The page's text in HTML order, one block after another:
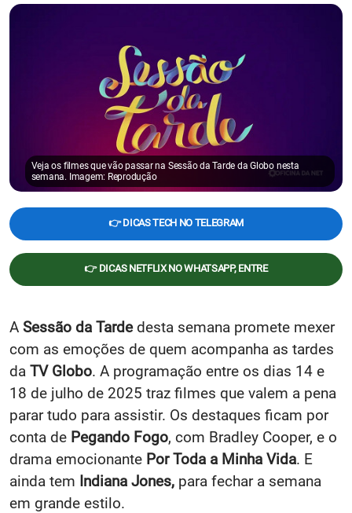
Veja os filmes que vão passar na Sessão da Tarde da Globo nesta
semana. Imagem: Reprodução
👉 DICAS TECH NO TELEGRAM
👉 DICAS NETFLIX NO WHATSAPP, ENTRE
A Sessão da Tardedesta semana promete mexer
com as emoções de quem acompanha as tardes
da TV Globo. A programação entre os dias 14 e
18 de julho de 2025 traz filmes que valem a pena
parar tudo para assistir. Os destaques ficam por
conta de Pegando Fogo, com Bradley Cooper, e o
drama emocionante Por Toda a Minha Vida. E
ainda tem Indiana Jones, para fechar a semana
em grande estilo.